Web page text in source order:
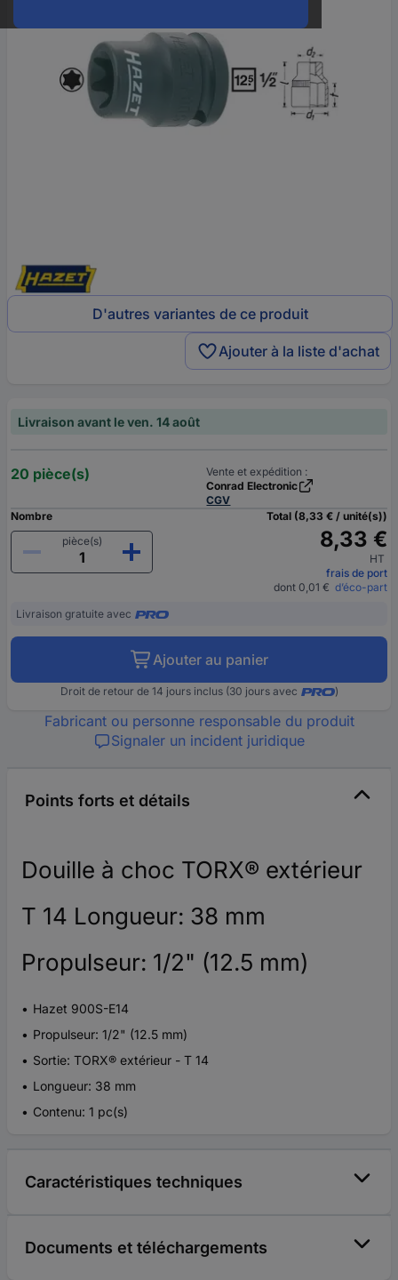
D'autres variantes de ce produit
Ajouter à la liste d'achat
Livraison avant le ven. 14 août
20 pièce(s)
Vente et expédition :
Conrad Electronic
CGV
Nombre
pièce(s)
Total (8,33 € / unité(s))
8,33 €
HT
frais de port
dont 0,01 € d’éco-part
Livraison gratuite avec
Ajouter au panier
Droit de retour de 14 jours inclus (30 jours avec )
Fabricant ou personne responsable du produit
Signaler un incident juridique
Points forts et détails
Douille à choc TORX® extérieur
T 14 Longueur: 38 mm
Propulseur: 1/2" (12.5 mm)
Hazet 900S-E14
Propulseur: 1/2" (12.5 mm)
Sortie: TORX® extérieur - T 14
Longueur: 38 mm
Contenu: 1 pc(s)
Caractéristiques techniques
Documents et téléchargements